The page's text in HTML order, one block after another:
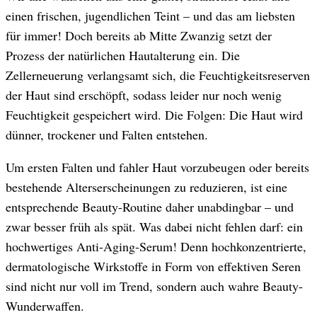
einen frischen, jugendlichen Teint – und das am liebsten
für immer! Doch bereits ab Mitte Zwanzig setzt der
Prozess der natürlichen Hautalterung ein. Die
Zellerneuerung verlangsamt sich, die Feuchtigkeitsreserven
der Haut sind erschöpft, sodass leider nur noch wenig
Feuchtigkeit gespeichert wird. Die Folgen: Die Haut wird
dünner, trockener und Falten entstehen.
Um ersten Falten und fahler Haut vorzubeugen oder bereits
bestehende Alterserscheinungen zu reduzieren, ist eine
entsprechende Beauty-Routine daher unabdingbar – und
zwar besser früh als spät. Was dabei nicht fehlen darf: ein
hochwertiges Anti-Aging-Serum! Denn hochkonzentrierte,
dermatologische Wirkstoffe in Form von effektiven Seren
sind nicht nur voll im Trend, sondern auch wahre Beauty-
Wunderwaffen.